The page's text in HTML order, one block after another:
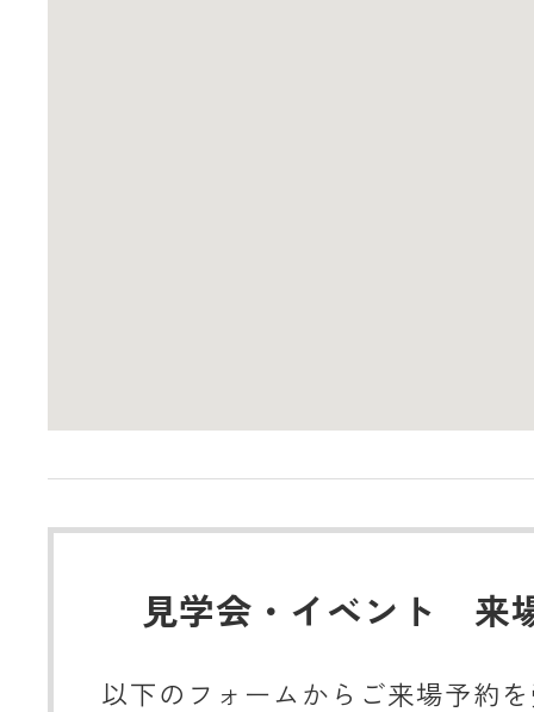
見学会・イベント 来
以下のフォームからご来場予約